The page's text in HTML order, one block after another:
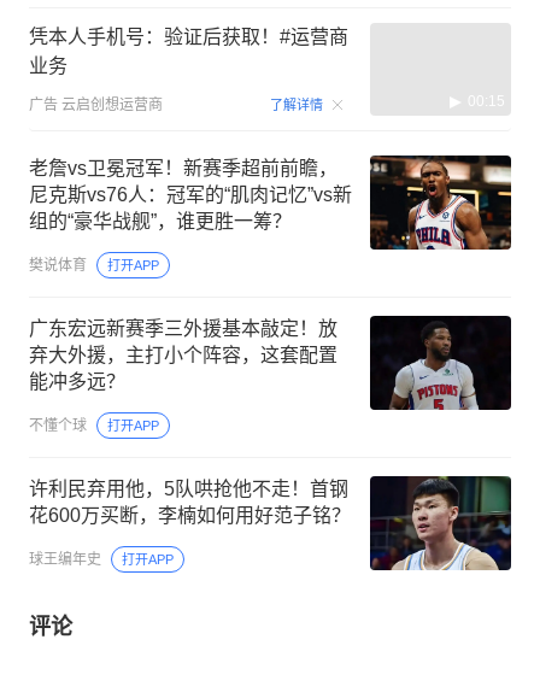
凭本人手机号：验证后获取！#运营商
业务
广告 云启创想运营商 了解详情 00:15
老詹vs卫冕冠军！新赛季超前前瞻，
尼克斯vs76人：冠军的“肌肉记忆”vs新
组的“豪华战舰”，谁更胜一筹？
樊说体育 打开APP
广东宏远新赛季三外援基本敲定！放
弃大外援，主打小个阵容，这套配置
能冲多远？
不懂个球 打开APP
许利民弃用他，5队哄抢他不走！首钢
花600万买断，李楠如何用好范子铭？
球王编年史 打开APP
评论